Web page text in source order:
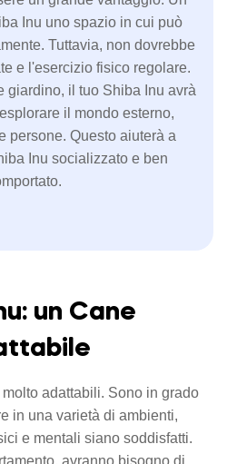
Inu uno spazio in cui può
Tuttavia, non dovrebbe
e l'esercizio fisico regolare.
giardino, il tuo Shiba Inu avrà
il mondo esterno,
persone. Questo aiuterà a
Inu socializzato e ben
un Cane
adattabili. Sono in grado
in una varietà di ambienti,
e mentali siano soddisfatti.
avranno bisogno di